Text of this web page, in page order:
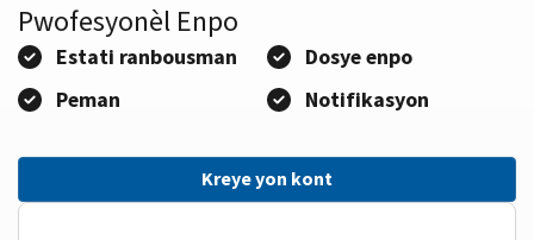
Pwofesyonèl Enpo
Estati ranbousman
Dosye enpo
Peman
Notifikasyon
Kreye yon kont